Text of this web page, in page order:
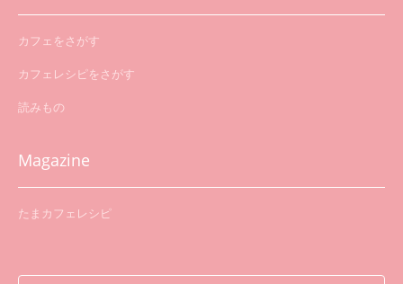
カフェをさがす
カフェレシピをさがす
読みもの
Magazine
たまカフェレシピ